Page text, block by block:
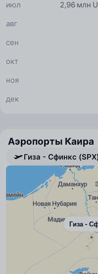
2,96 млн
июл
авг
сен
окт
ноя
дек
Аэропорты Каира
Гиза - Сфинкс
Гиза -